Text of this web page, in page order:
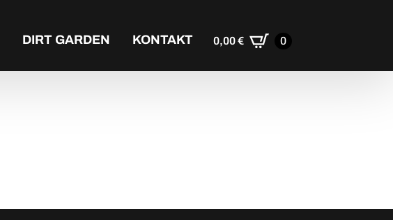
DIRT GARDEN KONTAKT 0,00€ 0